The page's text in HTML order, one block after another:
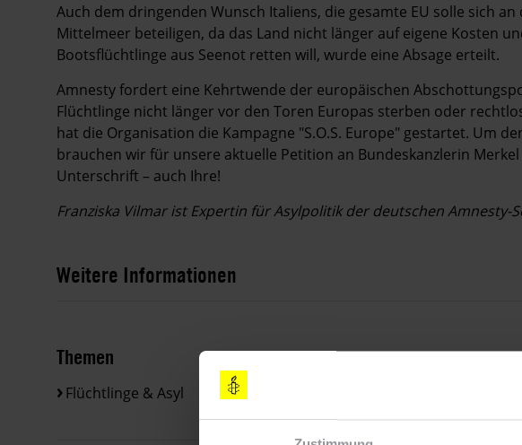
Auch dem dringenden Wunsch Italiens, die gesamte EU solle sich
Mittelmeer beteiligen, da das Land nicht länger auf eigene Kosten
Bootsflüchtlinge aus Seenot retten will, wurde eine Absage erteilt.
Amnesty fordert eine Kehrtwende der europäischen
Flüchtlinge nicht länger vor den Toren Europas sterben oder
hat die Organisation die Kampagne "S.O.S. Europe" gestartet. Um
brauchen wir für unsere aktuelle Petition an Bundeskanzlerin Merkel
Unterschrift – auch Ihre!
Franziska Vilmar ist Expertin für Asylpolitik der deutschen Amnesty-
Weitere Informationen
Themen
Flüchtlinge & Asyl